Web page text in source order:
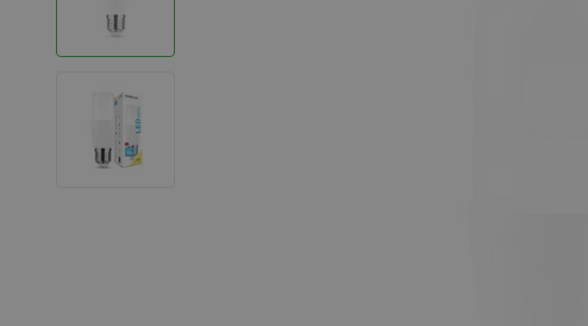
LED Buitenverlichting